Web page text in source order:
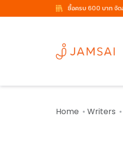
ซื้อครบ 600 บาท จัด
Home Writers